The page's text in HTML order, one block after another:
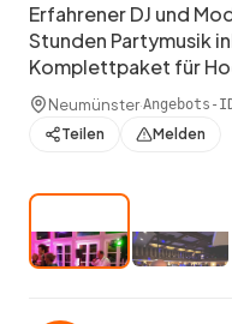
Erfahrener DJ und
Stunden Partymusik
Komplettpaket für
Neumünster·Angebots-
Teilen Melden